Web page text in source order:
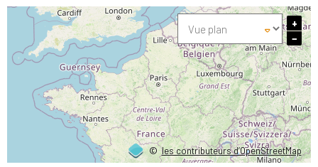
©les contributeurs d’OpenStreetMap
+
−